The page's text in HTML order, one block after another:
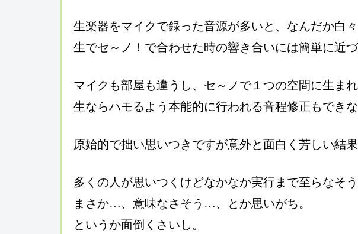
生楽器をマイクで録った音源が多いと、なんだか白
生でセ～ノ！で合わせた時の響き合いには簡単に近づ
マイクも部屋も違うし、セ～ノで１つの空間に生ま
生ならハモるよう本能的に行われる音程修正もできな
原始的で拙い思いつきですが意外と面白く芳しい結
多くの人が思いつくけどなかなか実行まで至らなそう
まさか…、意味なさそう…、とか思いがち。
というか面倒くさいし。